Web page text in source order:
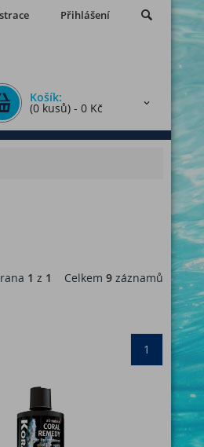
Přihlášení
Košík:
(0 kusů) - 0 Kč
1 z 1 Celkem 9záznamů
1